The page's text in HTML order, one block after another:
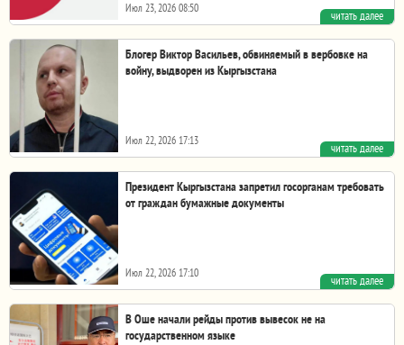
Июл 23, 2026 08:50
Президент Садыр Жапаров подписал Указ
об освобождении Азамата Жамангулова от должности
министра...
читать далее
Блогер Виктор Васильев, обвиняемый в вербовке на
войну, выдворен из Кыргызстана
Июл 22, 2026 17:13
Фото Telegram-канала Mash. Виктор Васильев в суде
Осужденный в КР российский политолог...
читать далее
Президент Кыргызстана запретил госорганам требовать
от граждан бумажные документы
Июл 22, 2026 17:10
Но есть условие - они должны быть доступны в
электронных базах Президент Кыргызской Республики...
читать далее
В Оше начали рейды против вывесок не на
государственном языке